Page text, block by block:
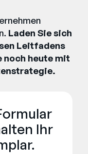
Laden Sie sich
Leitfadens
noch heute mit
Ihr